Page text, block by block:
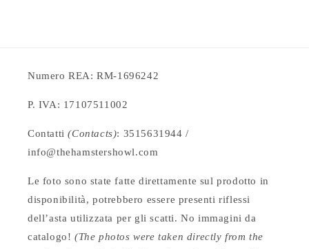
Numero REA: RM-1696242
P. IVA: 17107511002
Contatti(Contacts): 3515631944 /
info@thehamstershowl.com
Le foto sono state fatte direttamente sul prodotto in
disponibilità, potrebbero essere presenti riflessi
dell’asta utilizzata per gli scatti. No immagini da
catalogo! (The photos were taken directly from the